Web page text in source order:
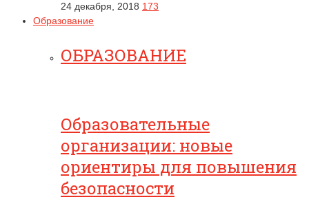
24 декабря, 2018 173
Образование
ОБРАЗОВАНИЕ
Образовательные
организации: новые
ориентиры для повышения
безопасности